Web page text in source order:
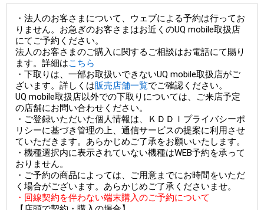
・法人のお客さまについて、ウェブによる予約は行ってお
りません。お急ぎのお客さまはお近くのUQ mobile取扱店
にてご予約ください。
法人のお客さまのご購入に関するご相談はお電話にて賜り
ます。詳細はこちら
・下取りは、一部お取扱いできないUQ mobile取扱店がご
ざいます。詳しくは販売店舗一覧でご確認ください。
UQ mobile取扱店以外での下取りについては、ご来店予定
の店舗にお問い合わせください。
・ご登録いただいた個人情報は、ＫＤＤＩプライバシーポ
リシーに基づき管理の上、通信サービスの提案に利用させ
ていただきます。あらかじめご了承をお願いいたします。
・機種選択内に表示されていない機種はWEB予約を承って
おりません。
・ご予約の商品によっては、ご用意までにお時間をいただ
く場合がございます。あらかじめご了承くださいませ。
・回線契約を伴わない端末購入のご予約について